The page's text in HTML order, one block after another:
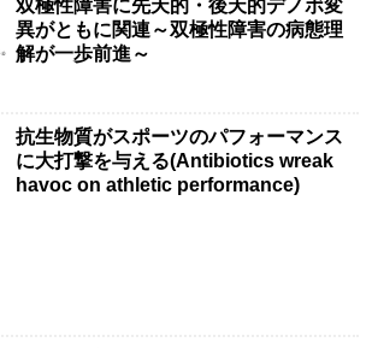
双極性障害に先天的・後天的デノボ変
異がともに関連～双極性障害の病態理
解が一歩前進～
抗生物質がスポーツのパフォーマンス
に大打撃を与える(Antibiotics wreak
havoc on athletic performance)